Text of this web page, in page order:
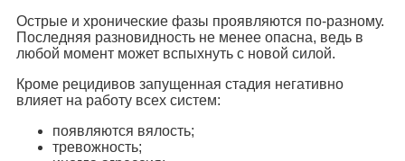
Острые и хронические фазы проявляются по-разному.
Последняя разновидность не менее опасна, ведь в
любой момент может вспыхнуть с новой силой.
Кроме рецидивов запущенная стадия негативно
влияет на работу всех систем:
появляются вялость;
тревожность;